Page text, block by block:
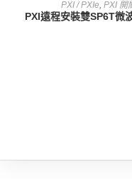
PXI / PXIe, PXI 開
PXI遠程安裝雙SP6T微